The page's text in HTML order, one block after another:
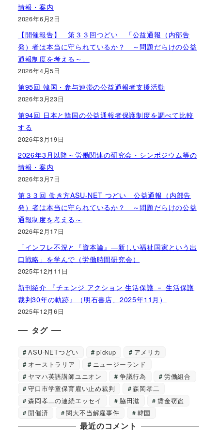
情報・案内
2026年6月2日
【開催報告】 第３３回つどい 「公益通報（内部告
発）者は本当に守られているか？ ～問題だらけの公益
通報制度を考える～」
2026年4月5日
第95回 韓国・参与連帯の公益通報者支援活動
2026年3月23日
第94回 日本と韓国の公益通報者保護制度を調べて比較
する
2026年3月19日
2026年3月以降～労働関連の研究会・シンポジウム等の
情報・案内
2026年3月7日
第３３回 働き方ASU-NET つどい 公益通報（内部告
発）者は本当に守られているか？ ～問題だらけの公益
通報制度を考える～
2026年2月17日
「インフレ不況と『資本論』―新しい福祉国家という出
口戦略」を学んで（労働時間研究会）
2025年12月11日
新刊紹介 『チェンジ アクション 生活保護 － 生活保護
裁判30年の軌跡』（明石書店、2025年11月）
2025年12月6日
タグ
ASU-NETつどい pickup
アメリカ
オーストラリア
ニュージーランド
ヤマハ英語講師ユニオン
争議行為
労働組合
守口市学童保育雇い止め裁判
森岡孝二
森岡孝二の連続エッセイ
脇田滋
賃金窃盗
開催済
関大不当解雇事件 韓国
最近のコメント